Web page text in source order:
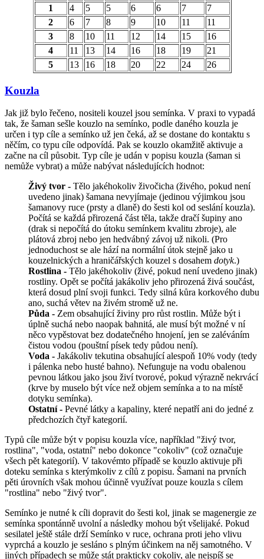
1
4 5 5 6 6 7
7
2
6 7 8 9 10 11
11
3
8 10 11 12 14 15
16
4
11 13 14 16 18 19
21
5
13 16 18 20 22 24 26
Kouzla
Jak již bylo řečeno, nositeli kouzel jsou semínka. V praxi to vypadá
tak, že šaman sešle kouzlo na semínko, podle daného kouzla je
určen i typ cíle a semínko už jen čeká, až se dostane do kontaktu s
něčím, co typu cíle odpovídá. Pak se kouzlo okamžitě aktivuje a
začne na cíl působit. Typ cíle je udán v popisu kouzla (šaman si
nemůže vybrat) a může nabývat následujících hodnot:
Živý tvor - Tělo jakéhokoliv živočicha (živého, pokud není
uvedeno jinak) šamana nevyjímaje (jedinou výjimkou jsou
šamanovy ruce (prsty a dlaně) do šesti kol od seslání kouzla).
Počítá se každá přirozená část těla, takže dračí šupiny ano
(drak si nepočítá do útoku semínkem kvalitu zbroje), ale
plátová zbroj nebo jen hedvábný závoj už nikoli. (Pro
jednoduchost se ale hází na normální útok stejně jako u
kouzelnických a hraničářských kouzel s dosahem dotyk.)
Rostlina - Tělo jakéhokoliv (živé, pokud není uvedeno jinak)
rostliny. Opět se počítá jakákoliv jeho přirozená živá součást,
která dosud plní svoji funkci. Tedy silná kůra korkového dubu
ano, suchá větev na živém stromě už ne.
Půda - Zem obsahující živiny pro růst rostlin. Může být i
úplně suchá nebo naopak bahnitá, ale musí být možné v ní
něco vypěstovat bez dodatečného hnojení, jen se zaléváním
čistou vodou (pouštní písek tedy půdou není).
Voda - Jakákoliv tekutina obsahující alespoň 10% vody (tedy
i pálenka nebo husté bahno). Nefunguje na vodu obalenou
pevnou látkou jako jsou živí tvorové, pokud výrazně nekrvácí
(krve by muselo být více než objem semínka a to na místě
dotyku semínka).
Ostatní - Pevné látky a kapaliny, které nepatří ani do jedné z
předchozích čtyř kategorií.
Typů cíle může být v popisu kouzla více, například "živý tvor,
rostlina", "voda, ostatní" nebo dokonce "cokoliv" (což označuje
všech pět kategorií). V takovémto případě se kouzlo aktivuje při
doteku semínka s kterýmkoliv z cílů z popisu. Šamani na prvních
pěti úrovních však mohou účinně využívat pouze kouzla s cílem
"rostlina" nebo "živý tvor".
Semínko je nutné k cíli dopravit do šesti kol, jinak se magenergie ze
semínka spontánně uvolní a následky mohou být všelijaké. Pokud
sesilatel ještě stále drží Semínko v ruce, ochrana proti jeho vlivu
vyprchá a kouzlo je sesláno s plným účinkem na něj samotného. V
jiných případech se může stát prakticky cokoliv, ale nejspíš se